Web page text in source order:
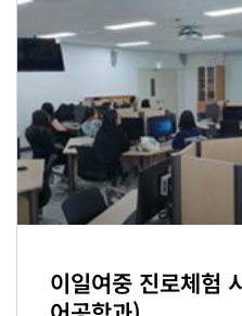
이일여중 진로체험